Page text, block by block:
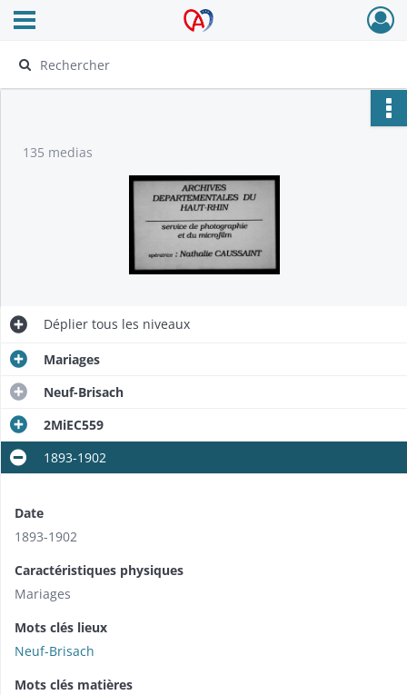
Archives Alsace - Colmar
Ouvrir le menu déroulant
135 medias
Déplier tous les niveaux
Mariages
Neuf-Brisach
2MiEC559
1893-1902
Date
1893-1902
Caractéristiques physiques
Mariages
Mots clés lieux
Neuf-Brisach
Mots clés matières